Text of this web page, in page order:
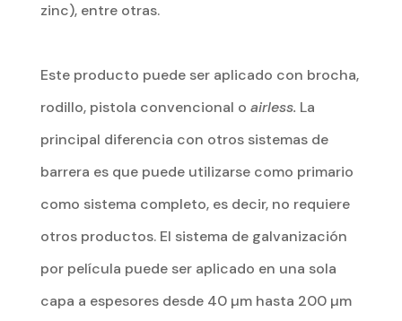
zinc), entre otras.
Este producto puede ser aplicado con brocha,
rodillo, pistola convencional o airless. La
principal diferencia con otros sistemas de
barrera es que puede utilizarse como primario
como sistema completo, es decir, no requiere
otros productos. El sistema de galvanización
por película puede ser aplicado en una sola
capa a espesores desde 40 µm hasta 200 µm